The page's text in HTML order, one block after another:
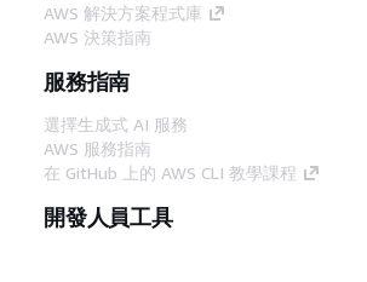
AWS 解決方案程式庫
AWS 決策指南
服務指南
選擇生成式 AI 服務
AWS 服務指南
在 GitHub 上的 AWS CLI 教學課程
開發人員工具